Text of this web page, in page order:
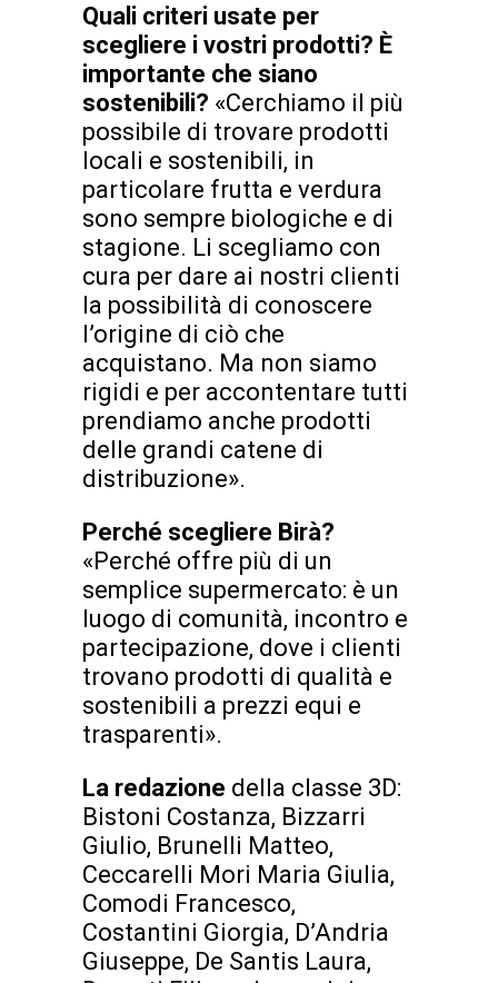
Quali criteri usate per
scegliere i vostri prodotti? È
importante che siano
sostenibili? «Cerchiamo il più
possibile di trovare prodotti
locali e sostenibili, in
particolare frutta e verdura
sono sempre biologiche e di
stagione. Li scegliamo con
cura per dare ai nostri clienti
la possibilità di conoscere
l’origine di ciò che
acquistano. Ma non siamo
rigidi e per accontentare tutti
prendiamo anche prodotti
delle grandi catene di
distribuzione».
Perché scegliere Birà?
«Perché offre più di un
semplice supermercato: è un
luogo di comunità, incontro e
partecipazione, dove i clienti
trovano prodotti di qualità e
sostenibili a prezzi equi e
trasparenti».
La redazione della classe 3D:
Bistoni Costanza, Bizzarri
Giulio, Brunelli Matteo,
Ceccarelli Mori Maria Giulia,
Comodi Francesco,
Costantini Giorgia, D’Andria
Giuseppe, De Santis Laura,